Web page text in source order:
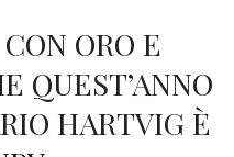
ORO E
QUEST’ANNO
HARTVIG È